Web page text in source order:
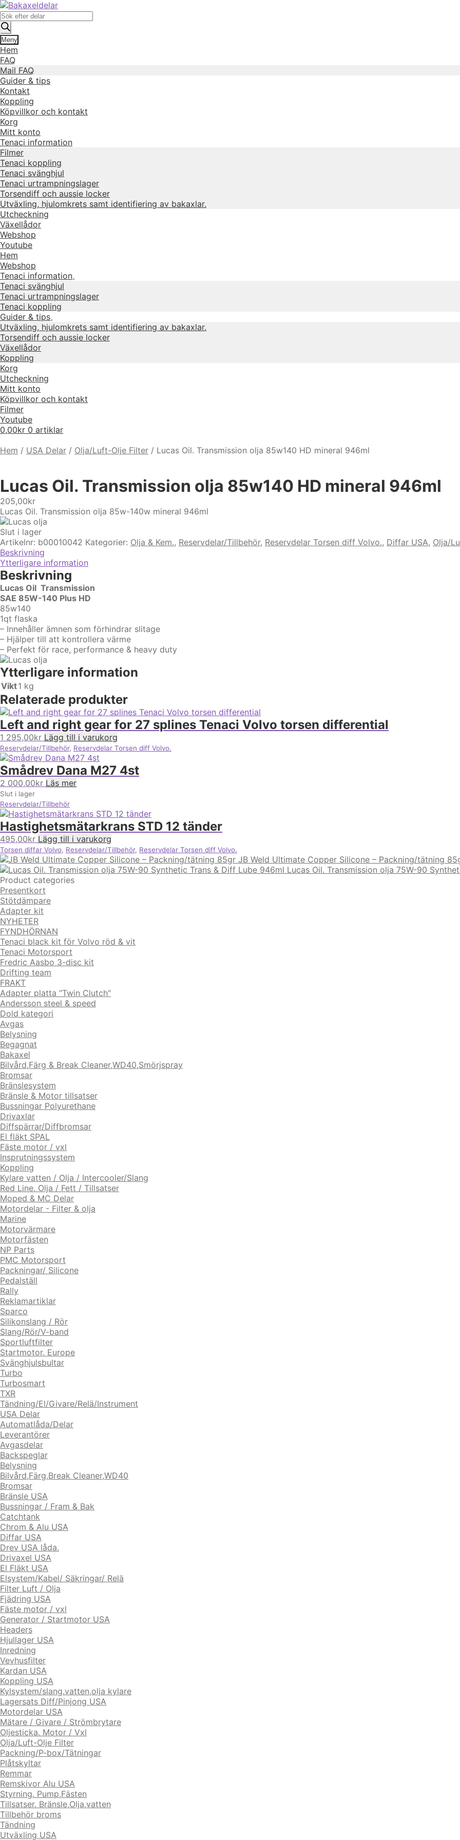
Hoppa
till
navigering
Hoppa
till
innehåll
Produktsökning
Meny
Hem
FAQ
Mail FAQ
Guider & tips
Kontakt
Koppling
Köpvillkor och kontakt
Korg
Mitt konto
Tenaci information
Filmer
Tenaci koppling
Tenaci svänghjul
Tenaci urtrampningslager
Torsendiff och aussie locker
Utväxling, hjulomkrets samt identifiering av bakaxlar.
Utcheckning
Växellådor
Webshop
Youtube
Hem
Webshop
Tenaci information
Expandera
Tenaci svänghjul
Tenaci urtrampningslager
Tenaci koppling
Guider & tips
Expandera
undermeny
Utväxling, hjulomkrets samt identifiering av bakaxlar.
Torsendiff och aussie locker
Växellådor
Koppling
Korg
Utcheckning
Mitt konto
Köpvillkor och kontakt
Filmer
Youtube
0,00kr 0 artiklar
Hem / USA Delar / Olja/Luft-Olje Filter / Lucas Oil. Transmission olja 85w140 HD mineral 946ml
Lucas Oil. Transmission olja 85w140 HD mineral 946ml
205,00kr
Lucas Oil. Transmission olja 85w-140w mineral 946ml
Slut i lager
Artikelnr: b00010042 Kategorier: Olja & Kem., Reservdelar/Tillbehör, Reservdelar Torsen diff Volvo., Diffar USA, Olja/
Beskrivning
Ytterligare information
Beskrivning
Lucas Oil Transmission
SAE 85W-140 Plus HD
85w140
1qt flaska
– Innehåller ämnen som förhindrar slitage
– Hjälper till att kontrollera värme
– Perfekt för race, performance & heavy duty
Ytterligare information
Vikt1 kg
Relaterade produkter
Left and right gear for 27 splines Tenaci Volvo torsen differential
1 295,00kr Lägg till i varukorg
Reservdelar/Tillbehör, Reservdelar Torsen diff Volvo.
Smådrev Dana M27 4st
2 000,00kr Läs mer
Slut i lager
Reservdelar/Tillbehör
Hastighetsmätarkrans STD 12 tänder
495,00kr Lägg till i varukorg
Torsen diffar Volvo, Reservdelar/Tillbehör, Reservdelar Torsen diff Volvo.
JB Weld Ultimate Copper Silicone – Packning/tätning
Lucas Oil. Transmission olja 75W-90
Product categories
Presentkort
Stötdämpare
Adapter kit
NYHETER
FYNDHÖRNAN
Tenaci black kit för Volvo röd & vit
Tenaci Motorsport
Fredric Aasbo 3-disc kit
Drifting team
FRAKT
Adapter platta "Twin Clutch"
Andersson steel & speed
Dold kategori
Avgas
Belysning
Begagnat
Bakaxel
Bilvård,Färg & Break Cleaner,WD40,Smörjspray
Bromsar
Bränslesystem
Bränsle & Motor tillsatser
Bussningar Polyurethane
Drivaxlar
Diffspärrar/Diffbromsar
El fläkt SPAL
Fäste motor / vxl
Insprutningssystem
Koppling
Kylare vatten / Olja / Intercooler/Slang
Red Line. Olja / Fett / Tillsatser
Moped & MC Delar
Motordelar - Filter & olja
Marine
Motorvärmare
Motorfästen
NP Parts
PMC Motorsport
Packningar/ Silicone
Pedalställ
Rally
Reklamartiklar
Sparco
Silikonslang / Rör
Slang/Rör/V-band
Sportluftfilter
Startmotor. Europe
Svänghjulsbultar
Turbo
Turbosmart
TXR
Tändning/El/Givare/Relä/Instrument
USA Delar
Automatlåda/Delar
Leverantörer
Avgasdelar
Backspeglar
Belysning
Bilvård,Färg,Break Cleaner,WD40
Bromsar
Bränsle USA
Bussningar / Fram & Bak
Catchtank
Chrom & Alu USA
Diffar USA
Drev USA låda.
Drivaxel USA
El Fläkt USA
Elsystem/Kabel/ Säkringar/ Relä
Filter Luft / Olja
Fjädring USA
Fäste motor / vxl
Generator / Startmotor USA
Headers
Hjullager USA
Inredning
Vevhusfilter
Kardan USA
Koppling USA
Kylsystem/slang.vatten,olja kylare
Lagersats Diff/Pinjong USA
Motordelar USA
Mätare / Givare / Strömbrytare
Oljesticka. Motor / Vxl
Olja/Luft-Olje Filter
Packning/P-box/Tätningar
Plåtskyltar
Remmar
Remskivor Alu USA
Styrning. Pump,Fästen
Tillsatser. Bränsle,Olja,vatten
Tillbehör broms
Tändning
Utväxling USA